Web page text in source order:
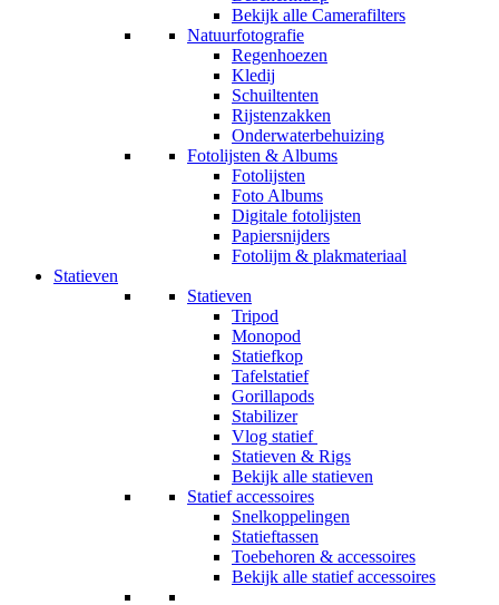
Bekijk alle Camerafilters
Natuurfotografie
Regenhoezen
Kledij
Schuiltenten
Rijstenzakken
Onderwaterbehuizing
Fotolijsten & Albums
Fotolijsten
Foto Albums
Digitale fotolijsten
Papiersnijders
Fotolijm & plakmateriaal
Statieven
Statieven
Tripod
Monopod
Statiefkop
Tafelstatief
Gorillapods
Stabilizer
Vlog statief
Statieven & Rigs
Bekijk alle statieven
Statief accessoires
Snelkoppelingen
Statieftassen
Toebehoren & accessoires
Bekijk alle statief accessoires